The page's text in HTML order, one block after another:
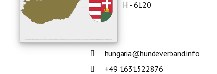
Adresse:
H - 6120
hungaria@hundeverband.info
Mobil:
+49 1631522876